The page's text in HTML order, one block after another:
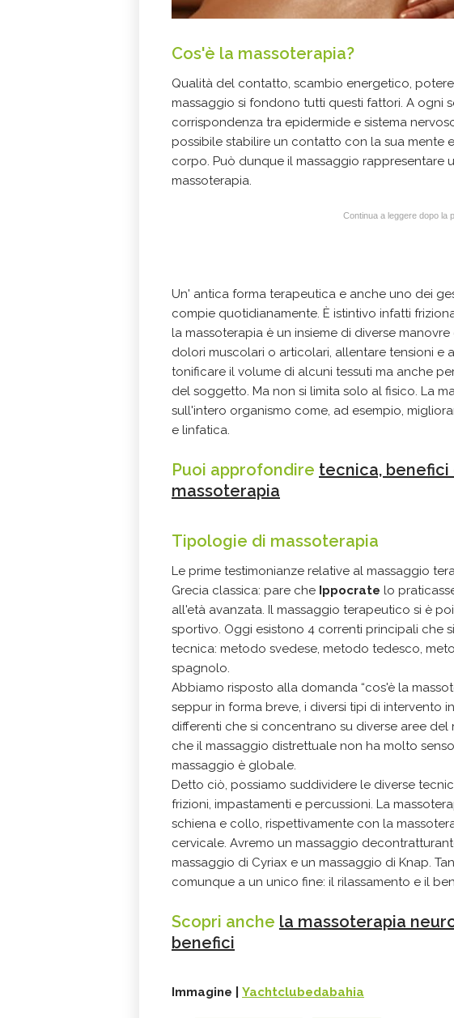
Cos'è la massoterapia?
Qualità del contatto, scambio energetico,
massaggio si fondono tutti questi fattori. A ogni
corrispondenza tra epidermide e sistema
possibile stabilire un contatto con la sua mente
corpo. Può dunque il massaggio rappresentare
massoterapia.
Continua a leggere dopo la
Un' antica forma terapeutica e anche uno dei
compie quotidianamente. È istintivo infatti
la massoterapia è un insieme di diverse
dolori muscolari o articolari, allentare tensioni e
tonificare il volume di alcuni tessuti ma anche
del soggetto. Ma non si limita solo al fisico. La
sull'intero organismo come, ad esempio,
e linfatica.
Puoi approfondire tecnica,
massoterapia
Tipologie di massoterapia
Le prime testimonianze relative al massaggio
Grecia classica: pare che Ippocrate lo
all'età avanzata. Il massaggio terapeutico si è
sportivo. Oggi esistono 4 correnti principali che
tecnica: metodo svedese, metodo tedesco,
spagnolo.
Abbiamo risposto alla domanda “cos'è la
seppur in forma breve, i diversi tipi di intervento
differenti che si concentrano su diverse aree
che il massaggio distrettuale non ha molto
massaggio è globale.
Detto ciò, possiamo suddividere le diverse
frizioni, impastamenti e percussioni. La
schiena e collo, rispettivamente con la
cervicale. Avremo un massaggio
massaggio di Cyriax e un massaggio di Knap.
comunque a un unico fine: il rilassamento e il
Scopri anche la massoterapia
benefici
Immagine | Yachtclubedabahia